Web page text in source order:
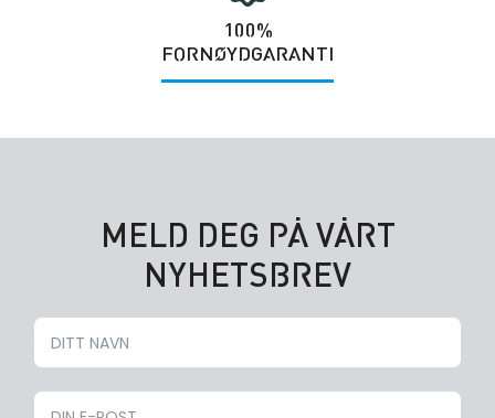
100%
FORNØYDGARANTI
MELD DEG PÅ VÅRT
NYHETSBREV